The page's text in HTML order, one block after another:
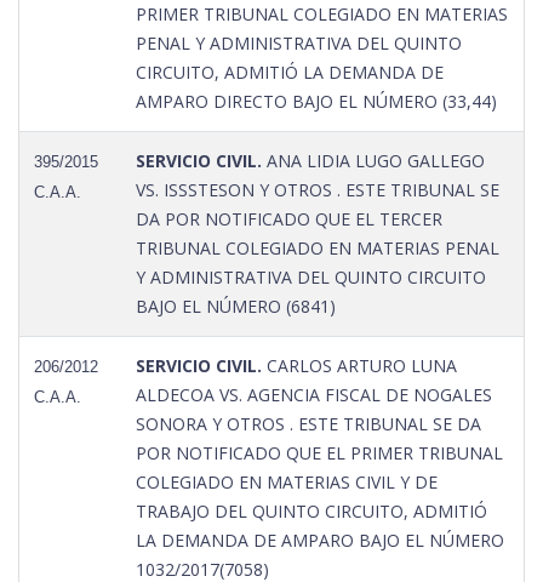
PRIMER TRIBUNAL COLEGIADO EN MATERIAS
PENAL Y ADMINISTRATIVA DEL QUINTO
CIRCUITO, ADMITIÓ LA DEMANDA DE
AMPARO DIRECTO BAJO EL NÚMERO (33,44)
395/2015
C.A.A.
SERVICIO CIVIL. ANA LIDIA LUGO GALLEGO
VS. ISSSTESON Y OTROS . ESTE TRIBUNAL SE
DA POR NOTIFICADO QUE EL TERCER
TRIBUNAL COLEGIADO EN MATERIAS PENAL
Y ADMINISTRATIVA DEL QUINTO CIRCUITO
BAJO EL NÚMERO (6841)
206/2012
C.A.A.
SERVICIO CIVIL. CARLOS ARTURO LUNA
ALDECOA VS. AGENCIA FISCAL DE NOGALES
SONORA Y OTROS . ESTE TRIBUNAL SE DA
POR NOTIFICADO QUE EL PRIMER TRIBUNAL
COLEGIADO EN MATERIAS CIVIL Y DE
TRABAJO DEL QUINTO CIRCUITO, ADMITIÓ
LA DEMANDA DE AMPARO BAJO EL NÚMERO
1032/2017(7058)